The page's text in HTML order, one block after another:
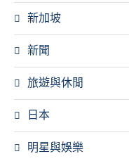
新加坡
新聞
旅遊與休閒
日本
明星與娛樂